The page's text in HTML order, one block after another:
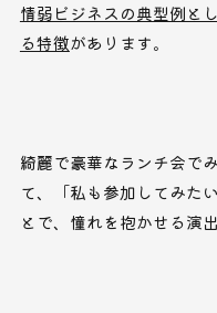
情弱ビジネスの典型例と
る特徴があります。
綺麗で豪華なランチ会で
て、「私も参加してみた
とで、憧れを抱かせる演